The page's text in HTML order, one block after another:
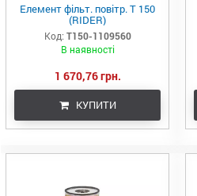
Елемент фільт. повітр. Т 150
(RIDER)
Код: Т150-1109560
В наявності
1 670,76 грн.
КУПИТИ